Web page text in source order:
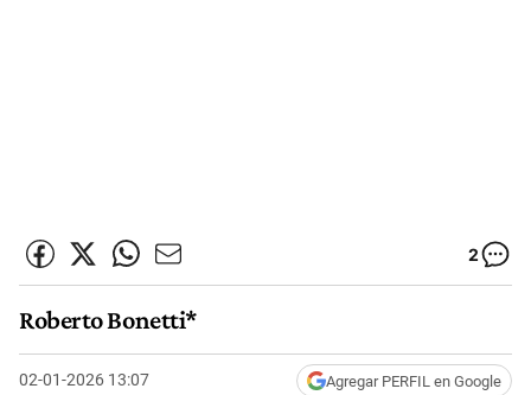
2
Roberto Bonetti*
02-01-2026 13:07 Agregar PERFIL en Google